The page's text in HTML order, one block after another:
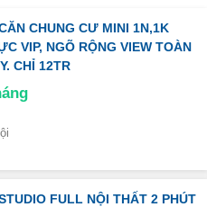
CHUNG CƯ MINI 1N,1K
VIP, NGÕ RỘNG VIEW TOÀN
CHỈ 12TR
FULL NỘI THẤT 2 PHÚT